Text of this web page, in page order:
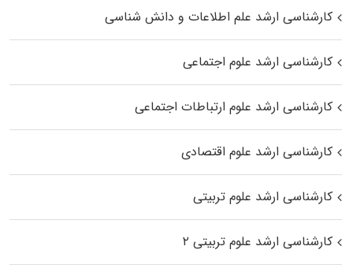
کارشناسی ارشد علم اطلاعات و دانش شناسی
کارشناسی ارشد علوم اجتماعی
کارشناسی ارشد علوم ارتباطات اجتماعی
کارشناسی ارشد علوم اقتصادی
کارشناسی ارشد علوم تربیتی
کارشناسی ارشد علوم تربیتی ۲